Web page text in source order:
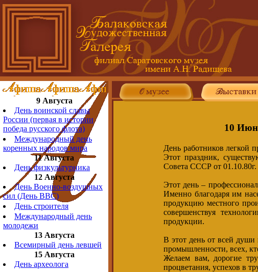
9 Августа
День воинской славы
России (первая в истории
победа русского флота)
Международный день
коренных народов мира
11 Августа
День физкультурника
12 Августа
День Военно-воздушных
сил (День ВВС)
День строителя
Международный день
молодежи
13 Августа
Всемирный день левшей
15 Августа
День археолога
10
День работников легкой
Этот праздник,
Совета СССР от
Этот день –
Именно благодаря им
продукцию местного
совершенствуя
продукции.
В этот день от всей души
промышленности, всех,
Желаем вам, дорогие
процветания, успехов в